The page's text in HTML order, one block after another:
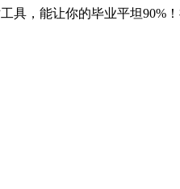
，能让你的毕业平坦90%！